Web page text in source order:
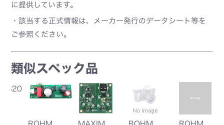
に提供しています。
・該当する正式情報は、メーカー発行のデータシート等を
ご参照ください。
類似スペック品